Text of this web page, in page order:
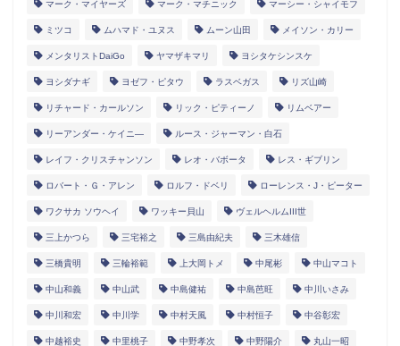
マーク・マイヤーズ マーク・マチニック マーシー・シャイモフ
ミツコ ムハマド・ユヌス ムーン山田 メイソン・カリー
メンタリストDaiGo ヤマザキマリ ヨシタケシンスケ
ヨシダナギ ヨゼフ・ピタウ ラスベガス リズ山崎
リチャード・カールソン リック・ピティーノ リムベアー
リーアンダー・ケイニ― ルース・ジャーマン・白石
レイフ・クリスチャンソン レオ・バボータ レス・ギブリン
ロバート・Ｇ・アレン ロルフ・ドベリ ローレンス・J・ピーター
ワクサカ ソウヘイ ワッキー貝山 ヴェルヘルムIII世
三上かつら 三宅裕之 三島由紀夫 三木雄信
三橋貴明 三輪裕範 上大岡トメ 中尾彬 中山マコト
中山和義 中山武 中島健祐 中島芭旺 中川いさみ
中川和宏 中川学 中村天風 中村恒子 中谷彰宏
中越裕史 中里桃子 中野孝次 中野陽介 丸山一昭